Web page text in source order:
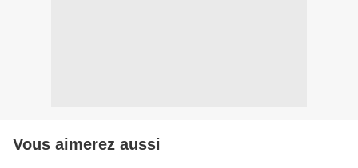
Vous aimerez aussi